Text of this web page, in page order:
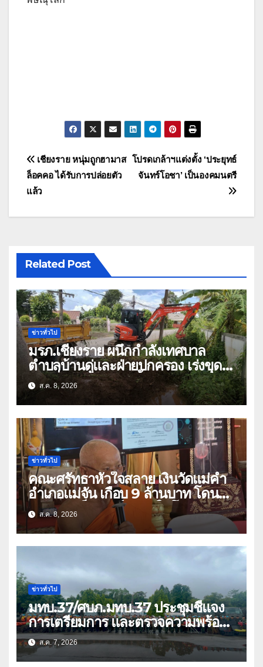
แนะแนว
เรื่อง
โปรดเกล้าฯแต่งตั้ง ‘ประยุทธ์
จันทร์โอชา’ เป็นองคมนตรี
เชียงราย หนุ่มถูกฮามาส
ล็อคคอ ได้รับการปล่อยตัว
แล้ว
Related Post
ข่าวทั่วไป
มรภ.เชียงราย ผนึกกำลังเทศบาล
ตำบลบ้านดู่และฝ่ายปกครอง เร่งขุด
ลอกสิ่งกีดขวางทางน้ำ ป้องกันและลด
ปัญหาน้ำท่วม
ส.ค. 8, 2026
ข่าวทั่วไป
คณะศรัทธาหัวใจสลาย เงินวัดแม่คำ
อำเภอแม่จัน เกือบ 9 ล้านบาท โดน
แก๊งคอลเซ็นเตอร์หลอกให้โอนข้ามปีก
ว่า 66 บัญชี
ส.ค. 8, 2026
ข่าวทั่วไป
มทบ.37/ศบภ.มทบ.37 ประชุมชี้แจง
การเตรียมการ และตรวจความพร้อม
ด้านการบรรเทาสาธารณภัย
ส.ค. 7, 2026